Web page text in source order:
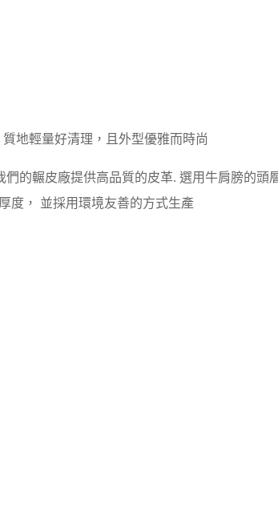
地輕量好清理，且外型優雅而時尚
的輾皮廠提供高品質的皮革. 選用牛肩膀的頭
度， 並採用環境友善的方式生產